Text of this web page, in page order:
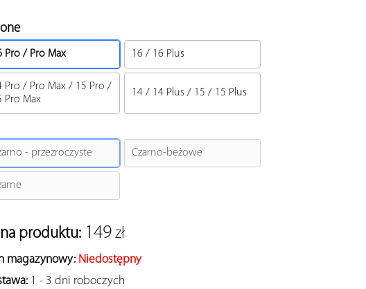
Pro / Pro Max 16 / 16 Plus
Pro / Pro Max / 15 Pro /
Pro Max
14 / 14 Plus / 15 / 15 Plus
- przezroczyste Czarno-beżowe
produktu: 149 zł
magazynowy: Niedostępny
1 - 3 dni roboczych